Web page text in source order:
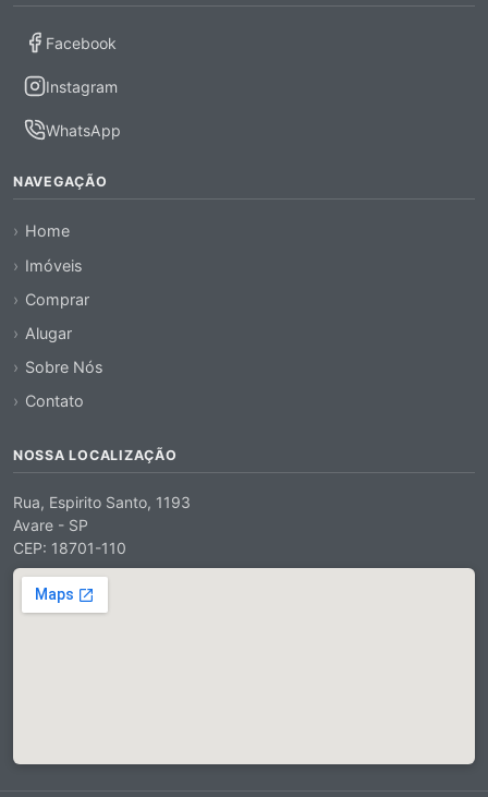
Facebook
Instagram
WhatsApp
NAVEGAÇÃO
Home
Imóveis
Comprar
Alugar
Sobre Nós
Contato
NOSSA LOCALIZAÇÃO
Rua, Espirito Santo, 1193
Avare - SP
CEP: 18701-110